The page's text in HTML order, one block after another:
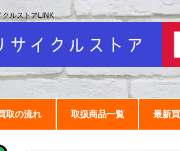
取の流れ 取扱商品一覧 最新
クルストアLINK